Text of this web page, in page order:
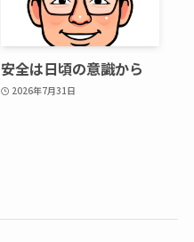
安全は日頃の意識から
2026年7月31日